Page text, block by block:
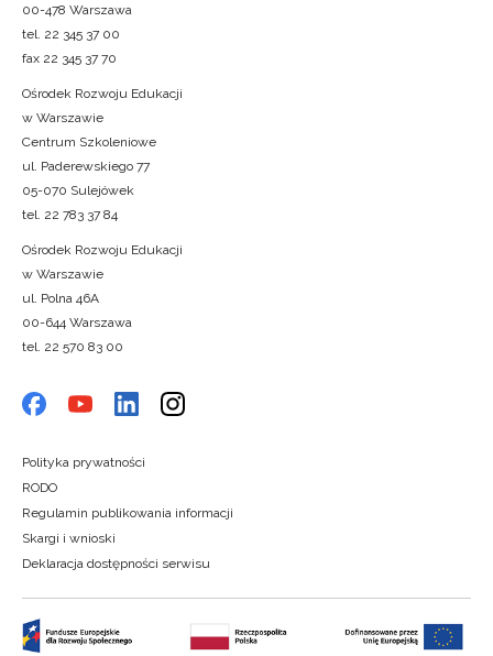
00-478 Warszawa
tel. 22 345 37 00
fax 22 345 37 70
Ośrodek Rozwoju Edukacji
w Warszawie
Centrum Szkoleniowe
ul. Paderewskiego 77
05-070 Sulejówek
tel. 22 783 37 84
Ośrodek Rozwoju Edukacji
w Warszawie
ul. Polna 46A
00-644 Warszawa
tel. 22 570 83 00
Polityka prywatności
RODO
Regulamin publikowania informacji
Skargi i wnioski
Deklaracja dostępności serwisu